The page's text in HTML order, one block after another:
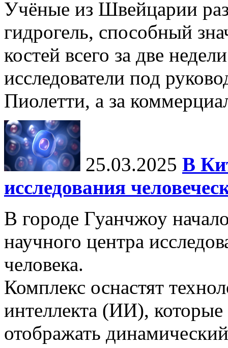
Учёные из Швейцарии
гидрогель, способный
костей всего за две
исследователи под
Пиолетти, а за
25.03.2025 В
исследования
В городе Гуанчжоу
научного центра
человека.
Комплекс оснастят
интеллекта (ИИ),
отображать